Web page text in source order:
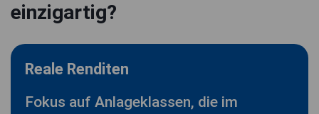
einzigartig?
Reale Renditen
Fokus auf Anlageklassen, die im